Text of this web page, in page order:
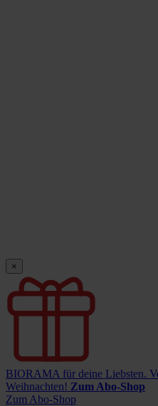
×
BIORAMA für deine Liebsten.
Weihnachten! Zum Abo-Shop
Zum Abo-Shop